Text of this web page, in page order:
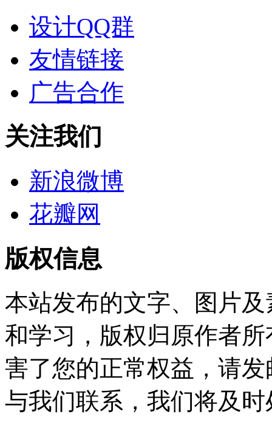
设计QQ群
友情链接
广告合作
关注我们
新浪微博
花瓣网
版权信息
本站发布的文字、图片
和学习，版权归原作者
害了您的正常权益，请发
与我们联系，我们将及时